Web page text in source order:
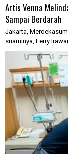
Artis Venna
Sampai Berdarah
Jakarta,
suaminya, Ferry